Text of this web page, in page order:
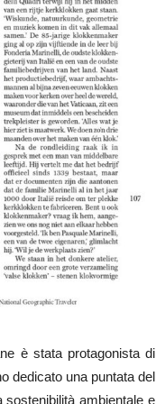
è stata protagonista di
dedicato una puntata del
ambientale e